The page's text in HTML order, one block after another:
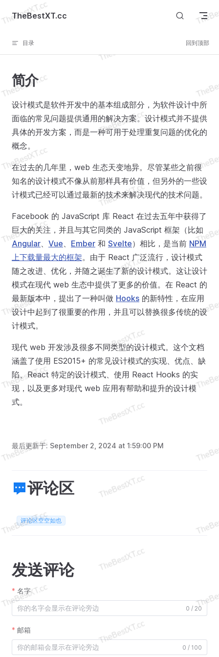
Skip to content
TheBestXT.cc
目录 回到顶部
简介
设计模式是软件开发中的基本组成部分，为软件设计中所
面临的常见问题提供通用的解决方案。设计模式并不提供
具体的开发方案，而是一种可用于处理重复问题的优化的
概念。
在过去的几年里，web 生态天变地异。尽管某些之前很
知名的设计模式不像从前那样具有价值，但另外的一些设
计模式已经可以通过最新的技术来解决现代的技术问题。
Facebook 的 JavaScript 库 React 在过去五年中获得了
巨大的关注，并且与其它同类的 JavaScript 框架（比如
Angular、 Vue、 Ember 和 Svelte）相比，是当前 NPM
上下载量最大的框架。由于 React 广泛流行，设计模式
随之改进、优化，并随之诞生了新的设计模式。这让设计
模式在现代 web 生态中提供了更多的价值。在 React 的
最新版本中，提出了一种叫做 Hooks 的新特性，在应用
设计中起到了很重要的作用，并且可以替换很多传统的设
计模式。
现代 web 开发涉及很多不同类型的设计模式。这个文档
涵盖了使用 ES2015+ 的常见设计模式的实现、优点、缺
陷、React 特定的设计模式、使用 React Hooks 的实
现，以及更多对现代 web 应用有帮助和提升的设计模
式。
最后更新于: September 2, 2024 at 1:59:00 PM
评论区
评论区空空如也
发送评论
名字
0 / 20
邮箱
0 / 100